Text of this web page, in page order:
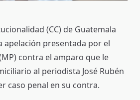
(CC) de Guatemala
apelación presentada por el
contra el amparo que le
al periodista José Rubén
caso penal en su contra.